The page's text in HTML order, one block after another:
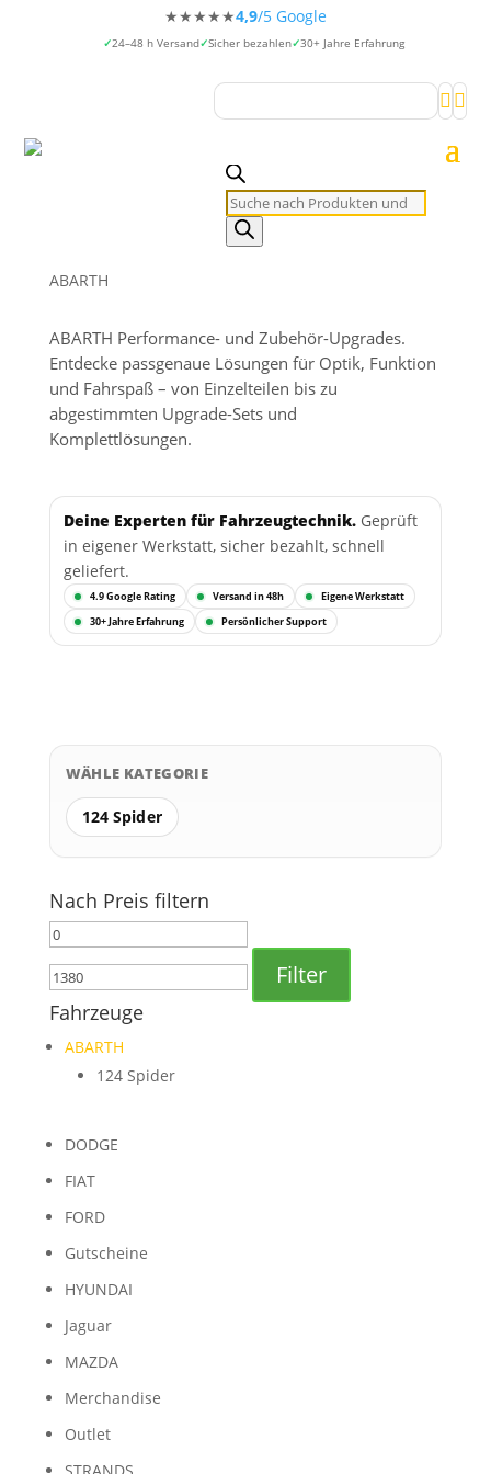
★★★★★4,9/5 Google
24–48 h Versand Sicher bezahlen 30+ Jahre Erfahrung


Products
search
ABARTH
ABARTH Performance- und Zubehör-Upgrades.
Entdecke passgenaue Lösungen für Optik, Funktion
und Fahrspaß – von Einzelteilen bis zu
abgestimmten Upgrade-Sets und
Komplettlösungen.
Deine Experten für Fahrzeugtechnik.Geprüft
in eigener Werkstatt, sicher bezahlt, schnell
geliefert.
4.9 Google Rating Versand in 48h
Eigene Werkstatt
30+ Jahre Erfahrung
Persönlicher Support
WÄHLE KATEGORIE
124 Spider
Nach Preis filtern
Min.
Filter
Fahrzeuge
ABARTH
124 Spider
DODGE
FIAT
FORD
Gutscheine
HYUNDAI
Jaguar
MAZDA
Merchandise
Outlet